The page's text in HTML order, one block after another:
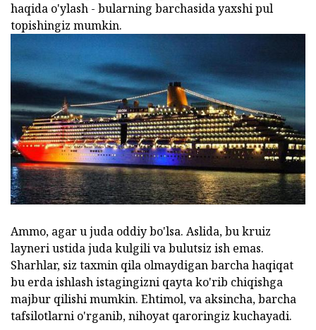
haqida o'ylash - bularning barchasida yaxshi pul
topishingiz mumkin.
Ammo, agar u juda oddiy bo'lsa. Aslida, bu kruiz
layneri ustida juda kulgili va bulutsiz ish emas.
Sharhlar, siz taxmin qila olmaydigan barcha haqiqat
bu erda ishlash istagingizni qayta ko'rib chiqishga
majbur qilishi mumkin. Ehtimol, va aksincha, barcha
tafsilotlarni o'rganib, nihoyat qaroringiz kuchayadi.